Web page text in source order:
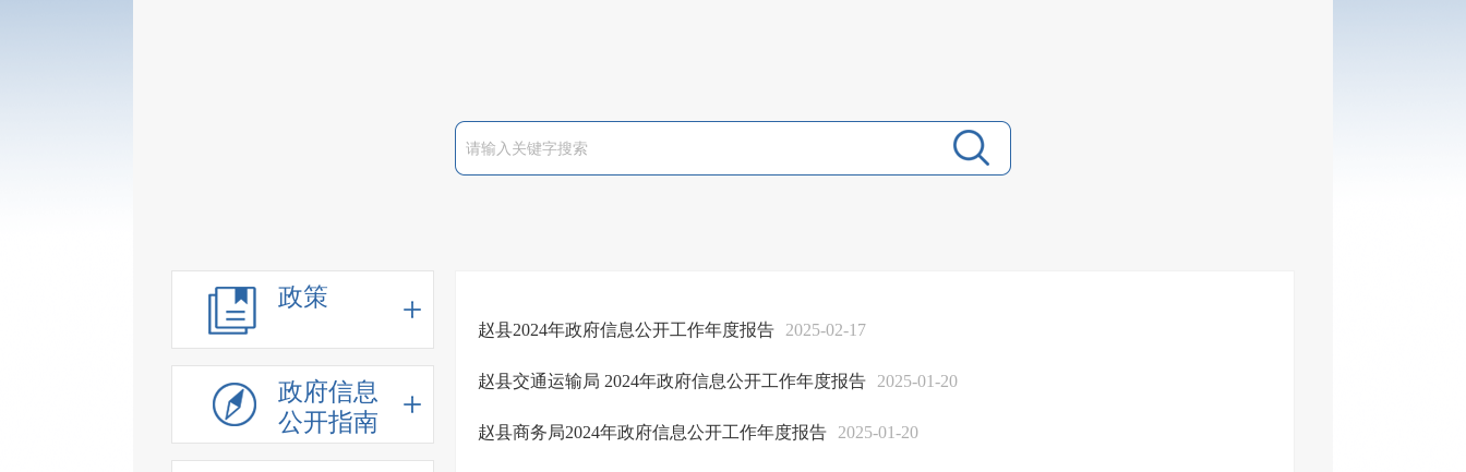
政策
政府信息
公开指南
赵县2024年政府信息公开工作年度报告 2025-02-17
赵县交通运输局 2024年政府信息公开工作年度报告 2025-01-20
赵县商务局2024年政府信息公开工作年度报告 2025-01-20